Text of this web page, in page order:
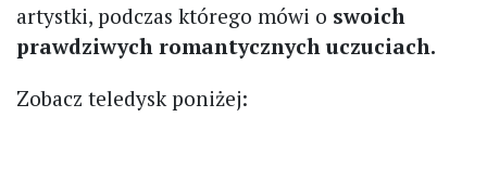
artystki, podczas którego mówi o swoich
prawdziwych romantycznych uczuciach.
Zobacz teledysk poniżej: